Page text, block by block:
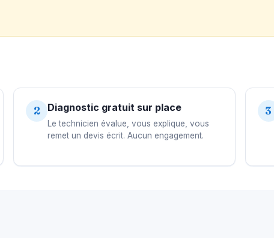
2 Diagnostic gratuit sur place
Le technicien évalue, vous explique, vous
remet un devis écrit. Aucun engagement.
3